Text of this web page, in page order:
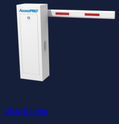
Vista Rápida